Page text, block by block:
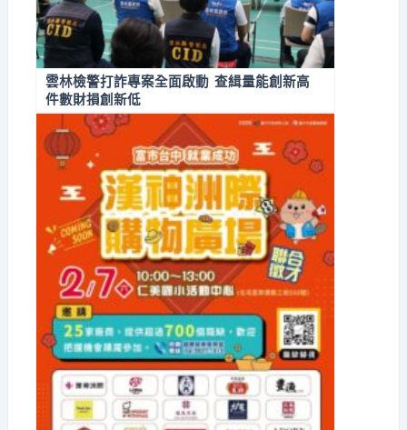
雲林檢警打詐專案全面啟動 查緝量能創新高
件數財損創新低